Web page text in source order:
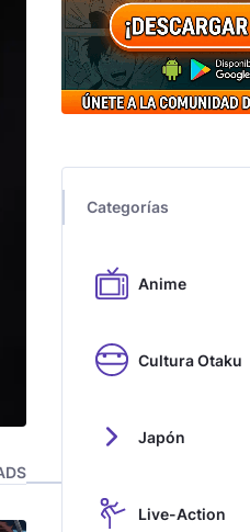
Categorías
Anime
Cultura Otaku
Japón
Live-Action